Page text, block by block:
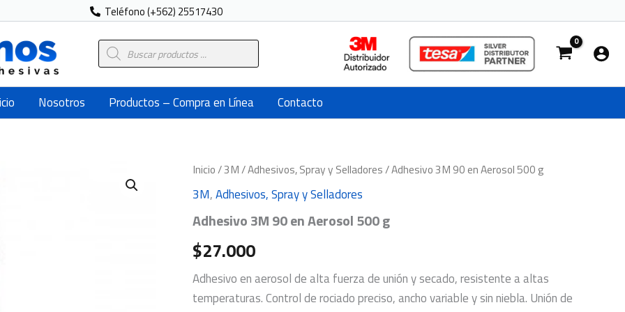
Teléfono (+562) 25517430
Búsqueda
de
Nosotros Productos – Compra en Línea Contacto
Inicio/3M/Adhesivos, Spray y Selladores/ Adhesivo 3M 90 en Aerosol 500 g
3M,Adhesivos, Spray y Selladores
Adhesivo 3M 90 en Aerosol 500 g
$27.000
Adhesivo en aerosol de alta fuerza de unión y secado, resistente a altas
temperaturas. Control de rociado preciso, ancho variable y sin niebla. Unión de
Adhesivo
90
Aerosol
g
cantidad